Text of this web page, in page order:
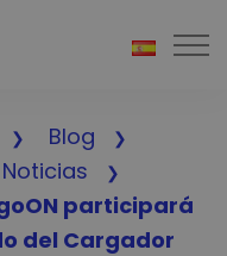
Blog
Noticias
participará
del Cargador